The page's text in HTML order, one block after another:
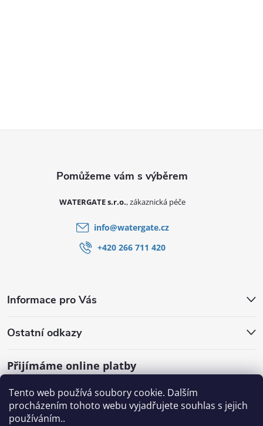
Tento web používá soubory cookie. Dalším
procházením tohoto webu vyjadřujete souhlas s jejich
používáním..
Informace pro Vás
Ostatní odkazy
Přijímáme online platby
WATERGATE s.r.o.
info@watergate.cz
+420 266 711 420